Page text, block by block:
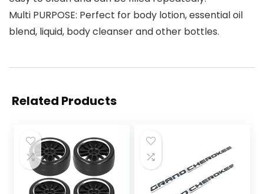
Multi PURPOSE: Perfect for body lotion, essential oil
blend, liquid, body cleanser and other bottles.
Related Products